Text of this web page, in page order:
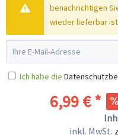
benachrichtigen
wieder lieferbar
Ich habe die
6,99 € *
inkl. MwSt.